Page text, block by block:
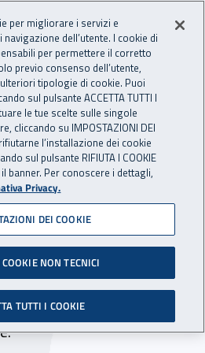
Nazionale
PREVENZIONE
E SICUREZZA
Apri cerca
principale
Come fare per
Valutare il rischio
permanente
per
indicati, per gruppo di
degli infortuni in
come conseguenza una
per migliorare i servizi e
dell’utente. I cookie di
per permettere il corretto
previo consenso dell’utente,
tipologie di cookie. Puoi
sul pulsante ACCETTA TUTTI I
le tue scelte sulle singole
cliccando su IMPOSTAZIONI DEI
l’installazione dei cookie
sul pulsante RIFIUTA I COOKIE
banner. Per conoscere i dettagli,
Privacy.
DEI COOKIE
NON TECNICI
TUTTI I COOKIE